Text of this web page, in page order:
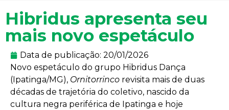
Hibridus apresenta seu
mais novo espetáculo
Data de publicação: 20/01/2026
Novo espetáculo do grupo Hibridus Dança
(Ipatinga/MG), Ornitorrinco revisita mais de duas
décadas de trajetória do coletivo, nascido da
cultura negra periférica de Ipatinga e hoje